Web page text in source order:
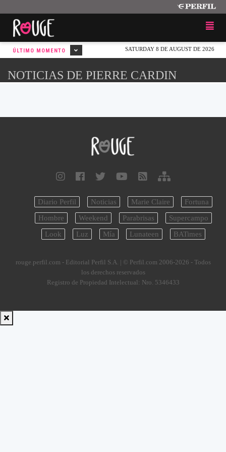
SATURDAY 8 DE AUGUST DE 2026
ÚLTIMO MOMENTO
NOTICIAS DE PIERRE CARDIN
Diario Perfil Noticias Marie Claire
Fortuna
Hombre
Weekend Parabrisas
Supercampo
Look
Luz Mía Lunateen BATimes
rouge.perfil.com - Editorial Perfil S.A. | © Perfil.com 2006-2026 - Todos
los derechos reservados
Registro de Propiedad Intelectual: Nro. 5346433